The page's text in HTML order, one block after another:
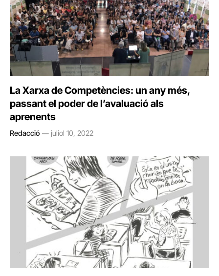
La Xarxa de Competències: un any més,
passant el poder de l’avaluació als
aprenents
Redacció juliol 10, 2022